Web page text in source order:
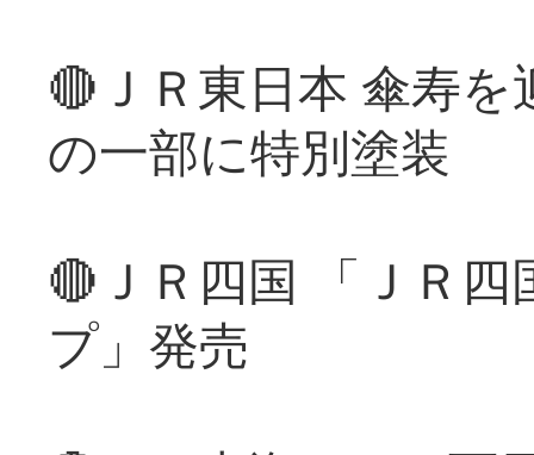
🔴ＪＲ東日本 傘寿
の一部に特別塗装
🔴ＪＲ四国 「ＪＲ
プ」発売